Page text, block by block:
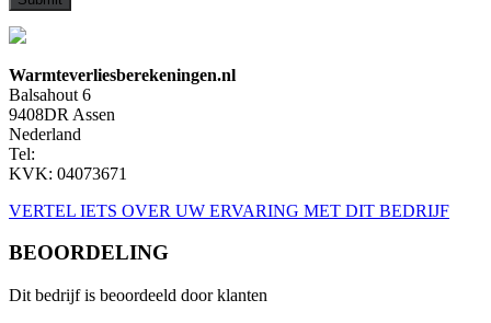
Warmteverliesberekeningen.nl
Balsahout 6
9408DR Assen
Nederland
Tel:
KVK: 04073671
VERTEL IETS OVER UW ERVARING MET DIT BEDRIJF
BEOORDELING
Dit bedrijf is beoordeeld doorklanten